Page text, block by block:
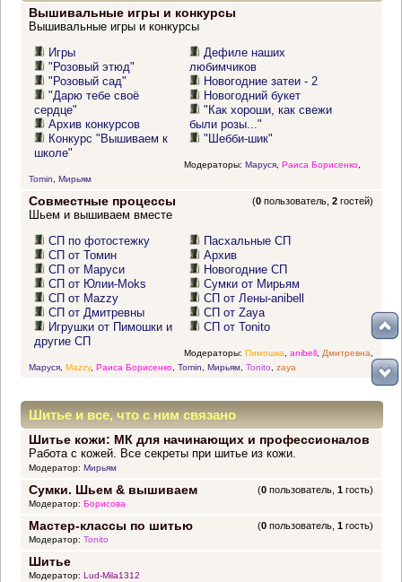
Вышивальные игры и конкурсы
Вышивальные игры и конкурсы
Игры
"Розовый этюд"
"Розовый сад"
"Дарю тебе своё
сердце"
Архив конкурсов
Конкурс "Вышиваем к
школе"
Дефиле наших
любимчиков
Новогодние затеи - 2
Новогодний букет
"Как хороши, как свежи
были розы..."
"Шебби-шик"
Модераторы: Маруся, Раиса Борисенко,
Tomin
Мирьям
Совместные процессы (0 пользователь,2 гостей)
Шьем и вышиваем вместе
СП по фотостежку
СП от Томин
СП от Маруси
СП от Юлии-Moks
СП от Mazzy
СП от Дмитревны
Игрушки от Пимошки и
другие СП
Пасхальные СП
Архив
Новогодние СП
Сумки от Мирьям
СП от Лены-anibell
СП от Zaya
СП от Tonito
Модераторы: Пимошка anibell, Дмитревна
Маруся, Mazzy, Раиса Борисенко, Tomin Мирьям, Tonito zaya
Шитье и все, что с ним связано
Шитье кожи: МК для начинающих и профессионалов
Работа с кожей. Все секреты при шитье из кожи.
Модератор: Мирьям
Сумки. Шьем & вышиваем (0 пользователь,1 гость)
Модератор: Борисова
Мастер-классы по шитью (0 пользователь,1 гость)
Модератор: Tonito
Шитье
Модератор: Lud-Mila1312